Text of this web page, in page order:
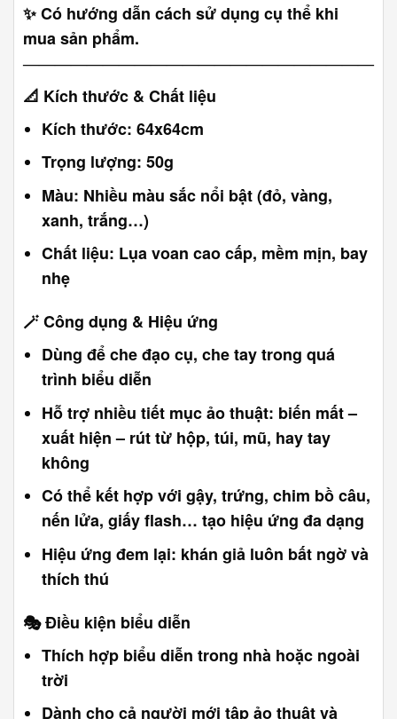
✨ Có hướng dẫn cách sử dụng cụ thể khi
mua sản phẩm.
――――――――――――――――――――――
📐 Kích thước & Chất liệu
Kích thước: 64x64cm
Trọng lượng: 50g
Màu: Nhiều màu sắc nổi bật (đỏ, vàng,
xanh, trắng…)
Chất liệu: Lụa voan cao cấp, mềm mịn, bay
nhẹ
🪄Công dụng & Hiệu ứng
Dùng để che đạo cụ, che tay trong quá
trình biểu diễn
Hỗ trợ nhiều tiết mục ảo thuật: biến mất –
xuất hiện – rút từ hộp, túi, mũ, hay tay
không
Có thể kết hợp với gậy, trứng, chim bồ câu,
nến lửa, giấy flash… tạo hiệu ứng đa dạng
Hiệu ứng đem lại: khán giả luôn bất ngờ và
thích thú
🎭Điều kiện biểu diễn
Thích hợp biểu diễn trong nhà hoặc ngoài
trời
Dành cho cả người mới tập ảo thuật và